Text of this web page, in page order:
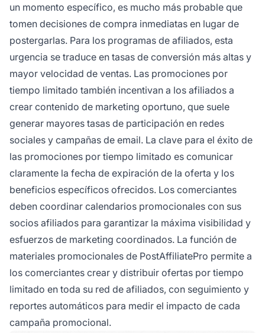
un momento específico, es mucho más probable que
tomen decisiones de compra inmediatas en lugar de
postergarlas. Para los programas de afiliados, esta
urgencia se traduce en tasas de conversión más altas y
mayor velocidad de ventas. Las promociones por
tiempo limitado también incentivan a los afiliados a
crear contenido de marketing oportuno, que suele
generar mayores tasas de participación en redes
sociales y campañas de email. La clave para el éxito de
las promociones por tiempo limitado es comunicar
claramente la fecha de expiración de la oferta y los
beneficios específicos ofrecidos. Los comerciantes
deben coordinar calendarios promocionales con sus
socios afiliados para garantizar la máxima visibilidad y
esfuerzos de marketing coordinados. La función de
materiales promocionales de PostAffiliatePro permite a
los comerciantes crear y distribuir ofertas por tiempo
limitado en toda su red de afiliados, con seguimiento y
reportes automáticos para medir el impacto de cada
campaña promocional.